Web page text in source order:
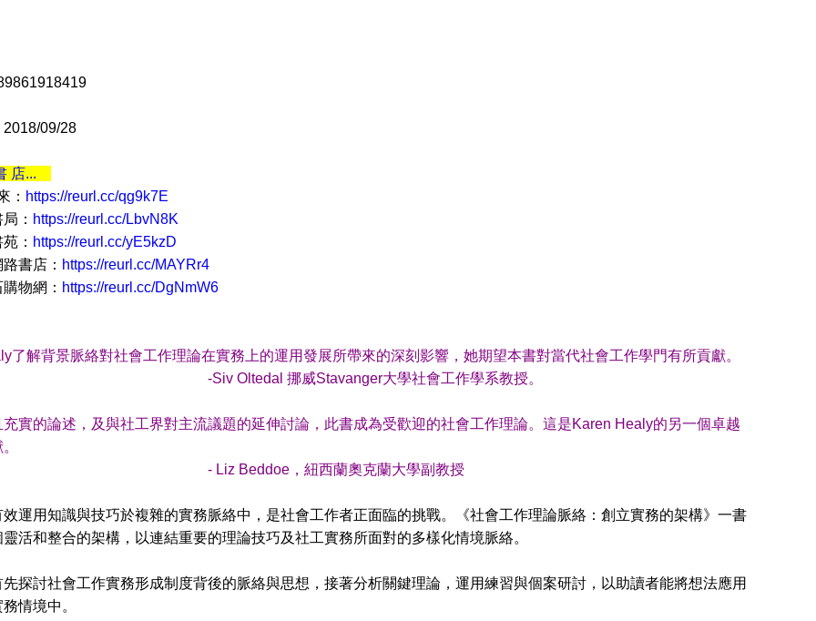
2018/09/28
店...
： https://reurl.cc/qg9k7E
： https://reurl.cc/LbvN8K
： https://reurl.cc/yE5kzD
書店： https://reurl.cc/MAYRr4
物網： https://reurl.cc/DgNmW6
了解背景脈絡對社會工作理論在實務上的運用發展所帶來的深刻影響，她期望本書對當代社會工作學門有所貢獻。
挪威Stavanger大學社會工作學系教授。
實的論述，及與社工界對主流議題的延伸討論，此書成為受歡迎的社會工作理論。這是Karen Healy的另一個卓越
，紐西蘭奧克蘭大學副教授
效運用知識與技巧於複雜的實務脈絡中，是社會工作者正面臨的挑戰。《社會工作理論脈絡：創立實務的架構》一書
活和整合的架構，以連結重要的理論技巧及社工實務所面對的多樣化情境脈絡。
討社會工作實務形成制度背後的脈絡與思想，接著分析關鍵理論，運用練習與個案研討，以助讀者能將想法應用
情境中。